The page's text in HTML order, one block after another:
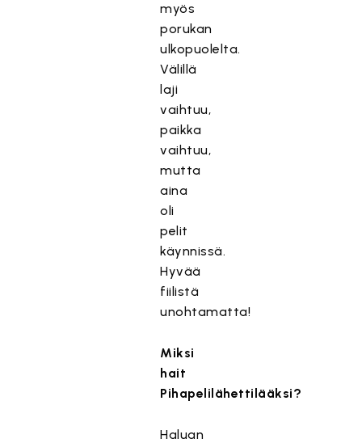
myös
porukan
ulkopuolelta.
Välillä
laji
vaihtuu,
paikka
vaihtuu,
mutta
aina
oli
pelit
käynnissä.
Hyvää
fiilistä
unohtamatta!
Miksi
hait
Pihapelilähettilääksi?
Haluan